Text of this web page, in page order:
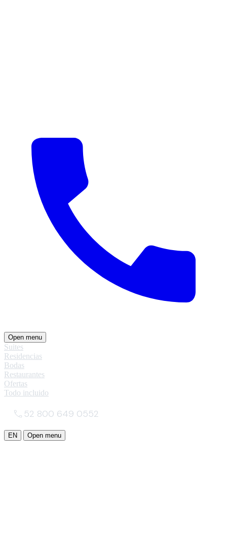
Open menu
Suites
Residencias
Bodas
Restaurantes
Ofertas
Todo incluido
52 800 649 0552
EN Open menu